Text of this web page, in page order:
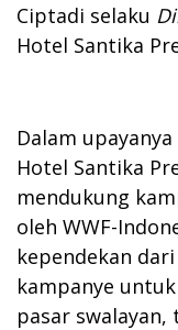
Ciptadi selaku
Hotel Santika
Dalam
Hotel Santika
mendukung
oleh WWF-
kependekan dari
kampanye
pasar